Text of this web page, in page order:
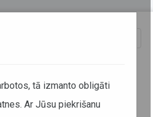
pārvadājumu nodrošināšanai
tā izmanto obligāti
Ar Jūsu piekrišanu